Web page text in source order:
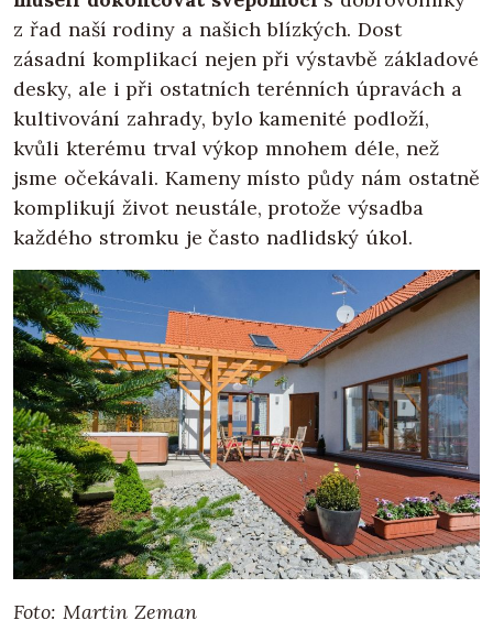
z řad naší rodiny a našich blízkých. Dost
zásadní komplikací nejen při výstavbě základové
desky, ale i při ostatních terénních úpravách a
kultivování zahrady, bylo kamenité podloží,
kvůli kterému trval výkop mnohem déle, než
jsme očekávali. Kameny místo půdy nám ostatně
komplikují život neustále, protože výsadba
každého stromku je často nadlidský úkol.
Foto: Martin Zeman